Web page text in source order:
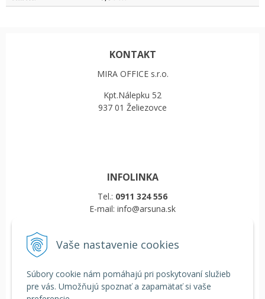
Vaše nastavenie cookies
Súbory cookie nám pomáhajú pri poskytovaní služieb
pre vás. Umožňujú spoznať a zapamätať si vaše
KONTAKT
MIRA OFFICE s.r.o.
Kpt.Nálepku 52
937 01 Želiezovce
INFOLINKA
Tel.: 0911 324 556
E-mail: info@arsuna.sk
VŠETKO O NÁKUPE
Reklamačný poriadok
Doprava a platba